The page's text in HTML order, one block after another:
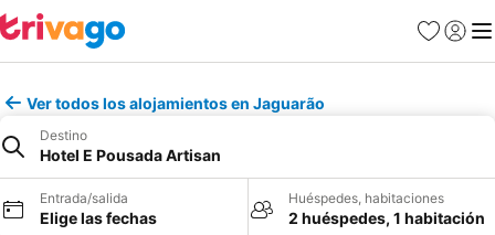
Favoritos
Iniciar
Ver todos los alojamientos en Jaguarão
Destino
Hotel E Pousada Artisan
Entrada/salida
Elige las fechas
Huéspedes, habitaciones
2 huéspedes, 1 habitación